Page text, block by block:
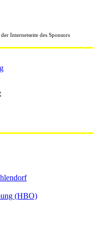
Internetseite des Sponsors
(HBO)